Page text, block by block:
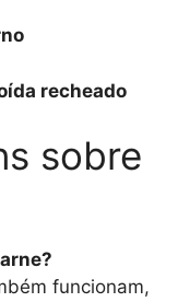
recheado
sobre
funcionam,